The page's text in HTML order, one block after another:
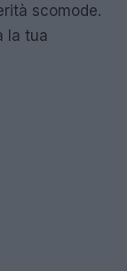
scomode.
la tua